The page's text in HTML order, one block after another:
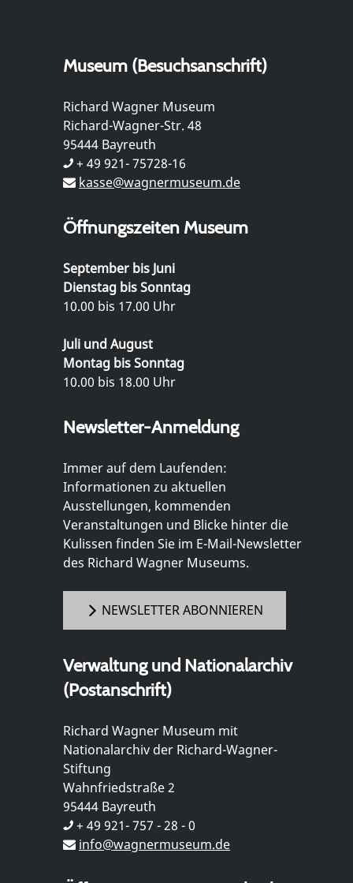
Museum (Besuchsanschrift)
Richard Wagner Museum
Richard-Wagner-Str. 48
95444 Bayreuth
+ 49 921- 75728-16
kasse@wagnermuseum.de
Öffnungszeiten Museum
September bis Juni
Dienstag bis Sonntag
10.00 bis 17.00 Uhr
Juli und August
Montag bis Sonntag
10.00 bis 18.00 Uhr
Newsletter-Anmeldung
Immer auf dem Laufenden:
Informationen zu aktuellen
Ausstellungen, kommenden
Veranstaltungen und Blicke hinter die
Kulissen finden Sie im E-Mail-Newsletter
des Richard Wagner Museums.
NEWSLETTER ABONNIEREN
Verwaltung und Nationalarchiv
(Postanschrift)
Richard Wagner Museum mit
Nationalarchiv der Richard-Wagner-
Stiftung
Wahnfriedstraße 2
95444 Bayreuth
+ 49 921- 757 - 28 - 0
info@wagnermuseum.de